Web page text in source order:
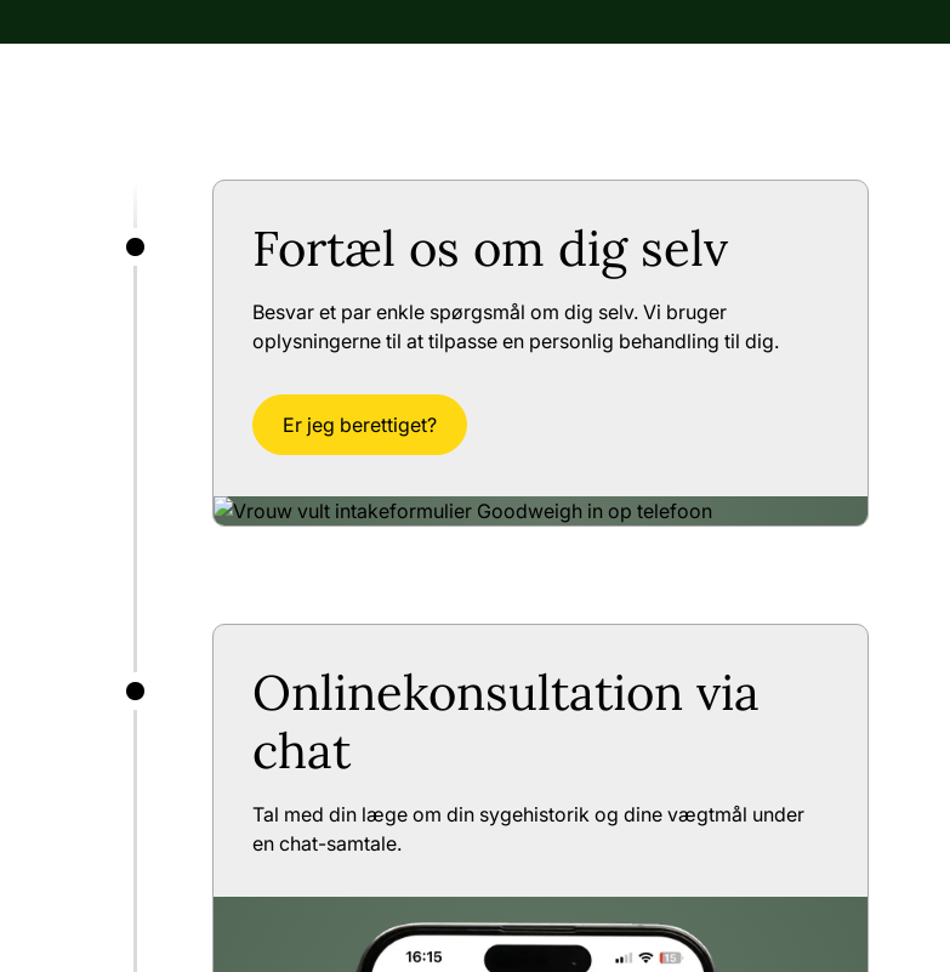
Fortæl os om dig selv
Besvar et par enkle spørgsmål om dig selv. Vi bruger
oplysningerne til at tilpasse en personlig behandling til dig.
Er jeg berettiget?
Onlinekonsultation via
chat
Tal med din læge om din sygehistorik og dine vægtmål under
en chat-samtale.